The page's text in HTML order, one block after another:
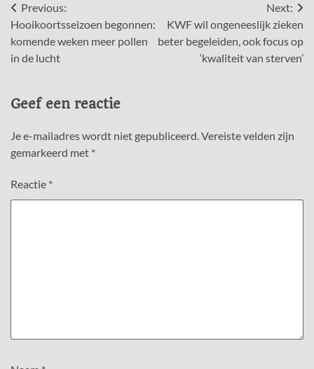
Bericht
navigatie
Previous:
Hooikoortsseizoen begonnen:
komende weken meer pollen
in de lucht
Next:
KWF wil ongeneeslijk zieken
beter begeleiden, ook focus op
‘kwaliteit van sterven’
Geef een reactie
Je e-mailadres wordt niet gepubliceerd.Vereiste velden zijn
gemarkeerd met *
Reactie *